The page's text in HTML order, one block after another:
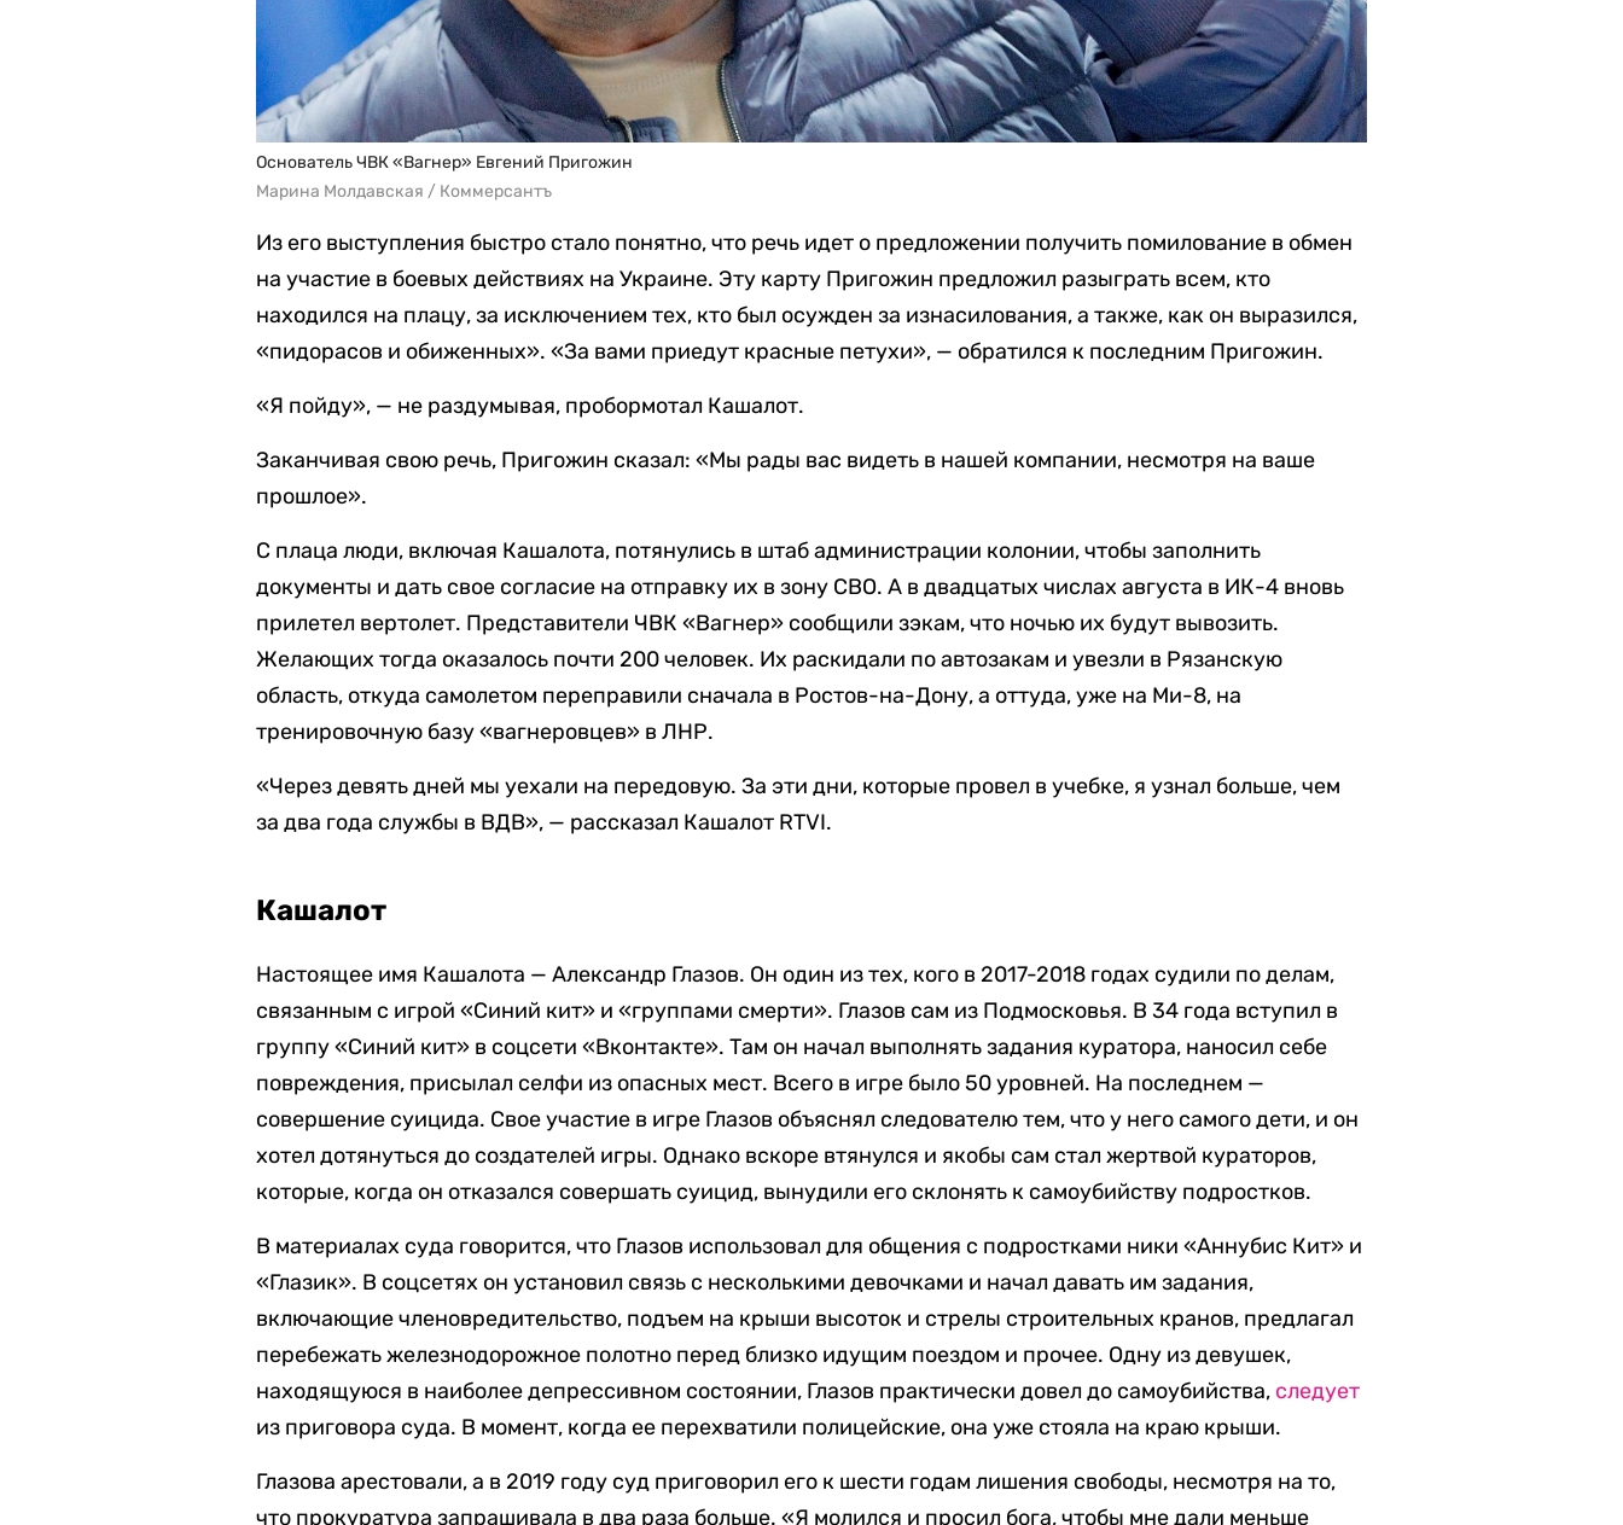
Основатель ЧВК «Вагнер» Евгений Пригожин
Марина Молдавская / Коммерсантъ
Из его выступления быстро стало понятно, что речь идет о предложении получить помилование в обмен
на участие в боевых действиях на Украине. Эту карту Пригожин предложил разыграть всем, кто
находился на плацу, за исключением тех, кто был осужден за изнасилования, а также, как он выразился,
«пидорасов и обиженных». «За вами приедут красные петухи», — обратился к последним Пригожин.
«Я пойду», — не раздумывая, пробормотал Кашалот.
Заканчивая свою речь, Пригожин сказал: «Мы рады вас видеть в нашей компании, несмотря на ваше
прошлое».
С плаца люди, включая Кашалота, потянулись в штаб администрации колонии, чтобы заполнить
документы и дать свое согласие на отправку их в зону СВО. А в двадцатых числах августа в ИК-4 вновь
прилетел вертолет. Представители ЧВК «Вагнер» сообщили зэкам, что ночью их будут вывозить.
Желающих тогда оказалось почти 200 человек. Их раскидали по автозакам и увезли в Рязанскую
область, откуда самолетом переправили сначала в Ростов-на-Дону, а оттуда, уже на Ми-8, на
тренировочную базу «вагнеровцев» в ЛНР.
«Через девять дней мы уехали на передовую. За эти дни, которые провел в учебке, я узнал больше, чем
за два года службы в ВДВ», — рассказал Кашалот RTVI.
Кашалот
Настоящее имя Кашалота — Александр Глазов. Он один из тех, кого в 2017-2018 годах судили по делам,
связанным с игрой «Синий кит» и «группами смерти». Глазов сам из Подмосковья. В 34 года вступил в
группу «Синий кит» в соцсети «Вконтакте». Там он начал выполнять задания куратора, наносил себе
повреждения, присылал селфи из опасных мест. Всего в игре было 50 уровней. На последнем —
совершение суицида. Свое участие в игре Глазов объяснял следователю тем, что у него самого дети, и он
хотел дотянуться до создателей игры. Однако вскоре втянулся и якобы сам стал жертвой кураторов,
которые, когда он отказался совершать суицид, вынудили его склонять к самоубийству подростков.
В материалах суда говорится, что Глазов использовал для общения с подростками ники «Аннубис Кит» и
«Глазик». В соцсетях он установил связь с несколькими девочками и начал давать им задания,
включающие членовредительство, подъем на крыши высоток и стрелы строительных кранов, предлагал
перебежать железнодорожное полотно перед близко идущим поездом и прочее. Одну из девушек,
находящуюся в наиболее депрессивном состоянии, Глазов практически довел до самоубийства, следует
из приговора суда. В момент, когда ее перехватили полицейские, она уже стояла на краю крыши.
Глазова арестовали, а в 2019 году суд приговорил его к шести годам лишения свободы, несмотря на то,
что прокуратура запрашивала в два раза больше. «Я молился и просил бога, чтобы мне дали меньше